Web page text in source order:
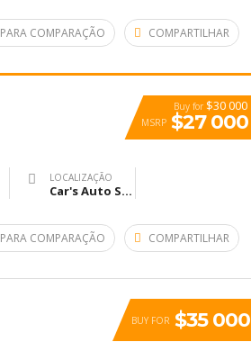
COMPARAÇÃO COMPARTILHAR
Buy for $30 000
MSRP $27 000
LOCALIZAÇÃO
Car's Auto Sales, Grand Rapids, Itasca County, MN, United States
COMPARAÇÃO COMPARTILHAR
BUY FOR $35 000